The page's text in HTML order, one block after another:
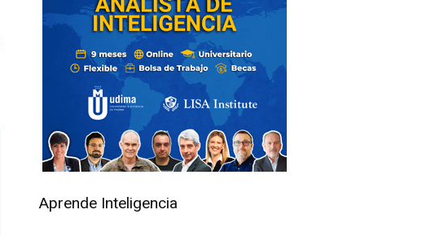
Aprende Inteligencia